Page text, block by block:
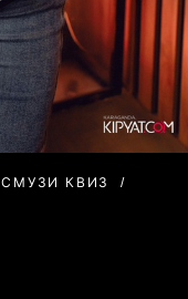
СМУЗИ КВИЗ